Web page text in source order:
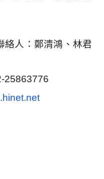
絡人：鄭清鴻、林君